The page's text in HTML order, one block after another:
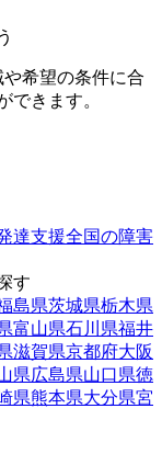
希望の条件に合
できます。
達支援全国の障害
す
島県茨城県栃木県
富山県石川県福井
滋賀県京都府大阪
県広島県山口県徳
県熊本県大分県宮